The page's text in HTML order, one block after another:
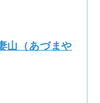
山（あづまや